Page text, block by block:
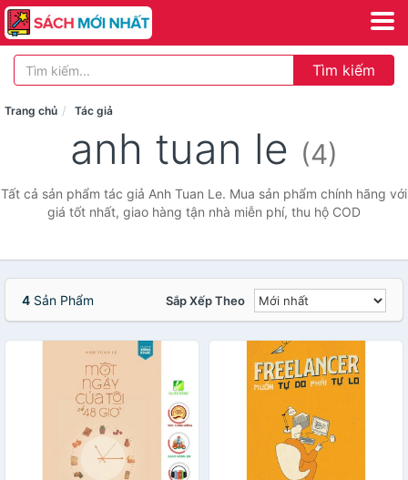
Tìm kiếm
Trang chủ Tác giả
anh tuan le (4)
Tất cả sản phẩm tác giả Anh Tuan Le. Mua sản phẩm chính hãng với
giá tốt nhất, giao hàng tận nhà miễn phí, thu hộ COD
4 Sản Phẩm Sắp Xếp Theo